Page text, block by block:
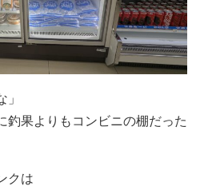
釣果よりもコンビニの棚だった
クは